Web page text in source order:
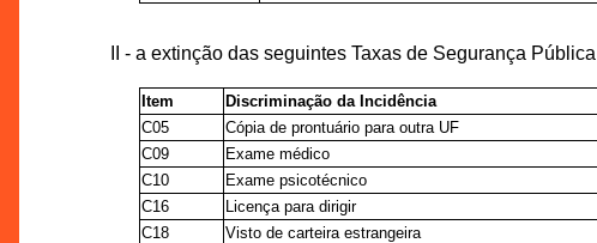
II - a extinção das seguintes Taxas de Segurança
Item Discriminação da Incidência
C05
Cópia de prontuário para outra UF
C09
Exame médico
C10
Exame psicotécnico
C16
Licença para dirigir
C18
Visto de carteira estrangeira